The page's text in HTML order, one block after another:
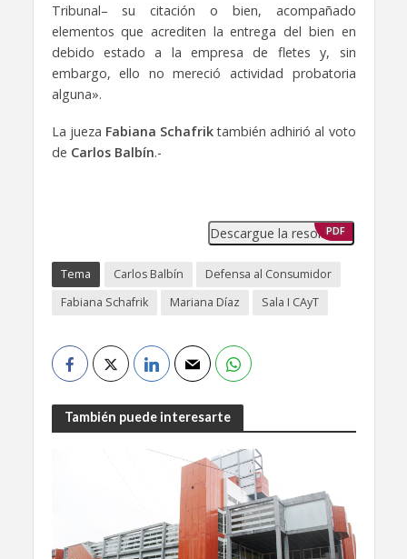
Tribunal– su citación o bien, acompañado
elementos que acrediten la entrega del bien en
debido estado a la empresa de fletes y, sin
embargo, ello no mereció actividad probatoria
alguna».
La jueza Fabiana Schafriktambién adhirió al voto
de Carlos Balbín.-
Descargue la resolución
PDF
Tema Carlos Balbín
Defensa al Consumidor
Fabiana Schafrik
Mariana Díaz Sala I CAyT
También puede interesarte